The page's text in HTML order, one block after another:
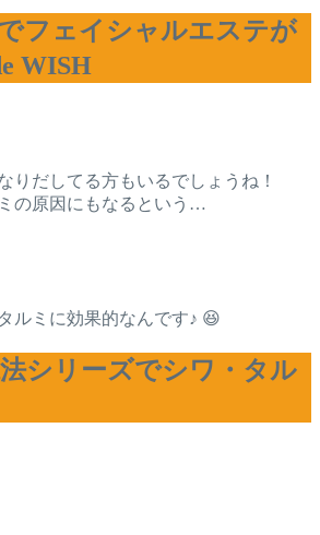
フェイシャルエステが
WISH
りだしてる方もいるでしょうね！
の原因にもなるという…
ルミに効果的なんです♪ 😆
シリーズでシワ・タル